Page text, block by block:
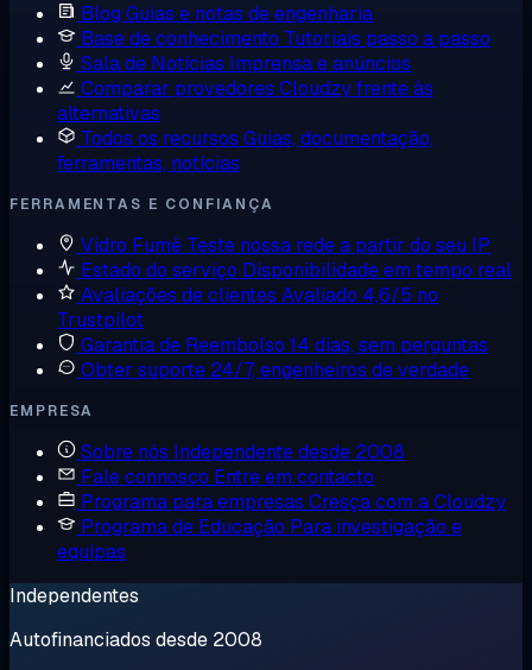
Blog Guias e notas de engenharia
Base de conhecimento Tutoriais passo a passo
Sala de Notícias Imprensa e anúncios
Comparar provedores Cloudzy frente às
alternativas
Todos os recursos Guias, documentação,
ferramentas, notícias
FERRAMENTAS E CONFIANÇA
Vidro Fumê Teste nossa rede a partir do seu IP
Estado do serviço Disponibilidade em tempo real
Avaliações de clientes Avaliado 4,6/5 no
Trustpilot
Garantia de Reembolso 14 dias, sem perguntas
Obter suporte 24/7, engenheiros de verdade
EMPRESA
Sobre nós Independente desde 2008
Fale connosco Entre em contacto
Programa para empresas Cresça com a Cloudzy
Programa de Educação Para investigação e
equipas
Independentes
Autofinanciados desde 2008